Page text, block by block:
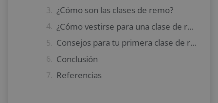
¿Cómo son las clases de remo?
¿Cómo vestirse para una clase de remo?
Consejos para tu primera clase de remo
Conclusión
Referencias